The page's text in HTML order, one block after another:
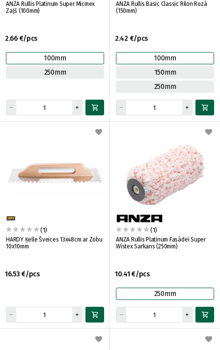
ANZA Rullis Platinum Super Micmex
Zaļš (100mm)
2.66 €/pcs
100mm
250mm
ANZA Rullis Basic Classic Rilon Rozā
(150mm)
2.42 €/pcs
100mm
150mm
250mm
(1)
HARDY Ķelle Šveices 13x48cm ar Zobu
10x10mm
16.53 €/pcs
(1)
ANZA Rullis Platinum Fasādei Super
Wistex Sarkans (250mm)
10.41 €/pcs
250mm